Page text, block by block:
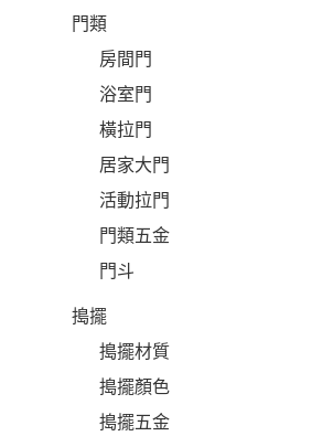
門類
房間門
浴室門
橫拉門
居家大門
活動拉門
門類五金
門斗
搗擺
搗擺材質
搗擺顏色
搗擺五金